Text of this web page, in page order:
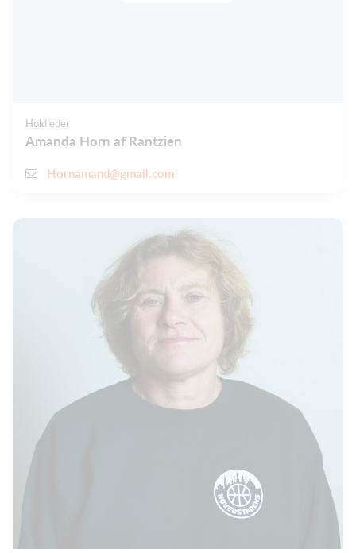
Holdleder
Amanda Horn af Rantzien
Hornamand@gmail.com